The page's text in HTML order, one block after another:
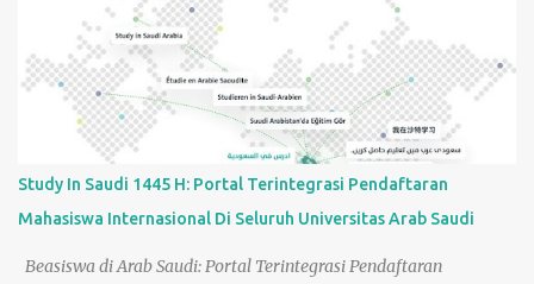
seluruh Kerajaan Arab Saudi (KSA). Sebulan kemudian (22 Oktober
2022), platform ini dipublikasikan secara resmi dan luas pada
acara the International Education Show (Expo) 2022 di Kota
Sharjah Uni Emirates Arab dan kemudian sudah diserbu oleh
lebih 50.000 pengajuan calon mahasiswa dari seluruh dunia.
Acara Peluncuran ke publik Portal terpadu "Study in Saudi" pada
tahun 2024 diselenggarakan dalam rangka pendaftaran lebih dari
30 Universitas Arab Saudi bertempat di Gedung Konferensi Saraj
Venue, Hattian, Provinsi Riyadh, Kementerian Pendidikan Arab
Study In Saudi 1445 H: Portal Terintegrasi Pendaftaran
Mahasiswa Internasional Di Seluruh Universitas Arab Saudi
Beasiswa di Arab Saudi: Portal Terintegrasi Pendaftaran